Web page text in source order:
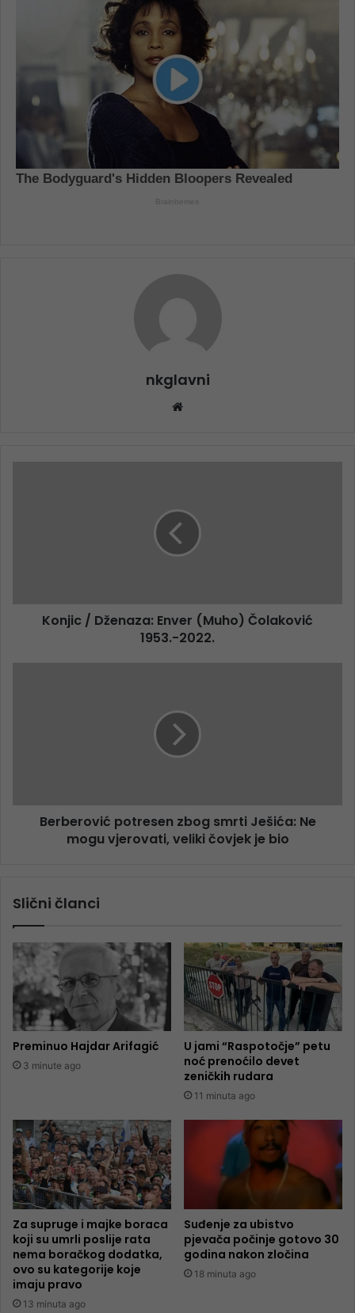
nkglavni
Konjic / Dženaza: Enver (Muho) Čolaković
1953.-2022.
Berberović potresen zbog smrti Ješića: Ne
mogu vjerovati, veliki čovjek je bio
Slični članci
Preminuo Hajdar Arifagić
3 minute ago
U jami “Raspotočje” petu
noć prenoćilo devet
zeničkih rudara
11 minuta ago
Za supruge i majke boraca
koji su umrli poslije rata
nema boračkog dodatka,
ovo su kategorije koje
imaju pravo
13 minuta ago
Suđenje za ubistvo
pjevača počinje gotovo 30
godina nakon zločina
18 minuta ago